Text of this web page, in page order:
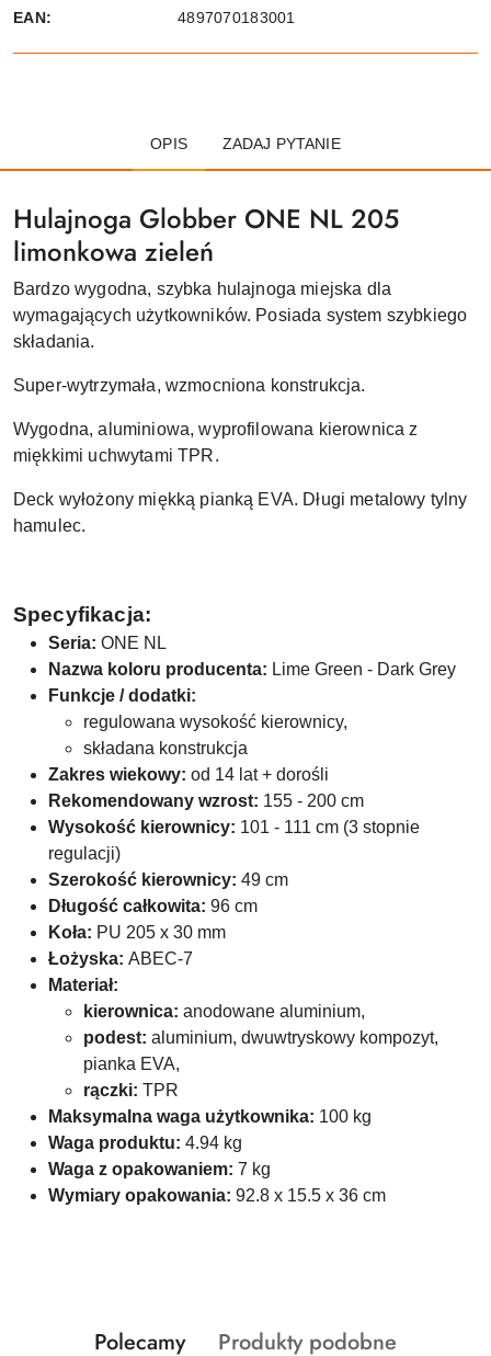
EAN: 4897070183001
OPIS ZADAJ PYTANIE
Hulajnoga Globber ONE NL 205
limonkowa zieleń
Bardzo wygodna, szybka hulajnoga miejska dla
wymagających użytkowników. Posiada system szybkiego
składania.
Super-wytrzymała, wzmocniona konstrukcja.
Wygodna, aluminiowa, wyprofilowana kierownica z
miękkimi uchwytami TPR.
Deck wyłożony miękką pianką EVA. Długi metalowy tylny
hamulec.
Specyfikacja:
Seria: ONE NL
Nazwa koloru producenta: Lime Green - Dark Grey
Funkcje / dodatki:
regulowana wysokość kierownicy,
składana konstrukcja
Zakres wiekowy: od 14 lat + dorośli
Rekomendowany wzrost: 155 - 200 cm
Wysokość kierownicy: 101 - 111 cm (3 stopnie
regulacji)
Szerokość kierownicy: 49 cm
Długość całkowita: 96 cm
Koła: PU 205 x 30 mm
Łożyska: ABEC-7
Materiał:
kierownica: anodowane aluminium,
podest: aluminium, dwuwtryskowy kompozyt,
pianka EVA,
rączki: TPR
Maksymalna waga użytkownika: 100 kg
Waga produktu: 4.94 kg
Waga z opakowaniem: 7 kg
Wymiary opakowania: 92.8 x 15.5 x 36 cm
Pomiń karuzelę produktów
Produkty
Polecamy
Produkty
Produkty podobne